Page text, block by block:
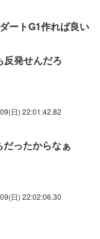
ートG1作れば良い
反発せんだろ
日) 22:01:42.82
ったからなぁ
日) 22:02:06.30